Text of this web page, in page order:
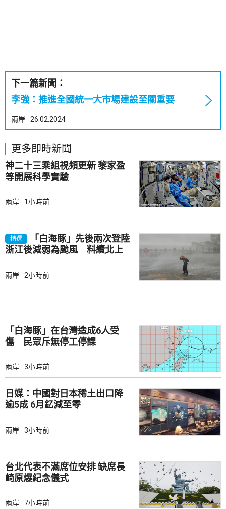
下一篇新聞：
李強：推進全國統一大市場建設至關重要
兩岸 26.02.2024
更多即時新聞
神二十三乘組視頻更新 黎家盈
等開展科學實驗
兩岸 1小時前
精選
「白海豚」先後兩次登陸
浙江後減弱為颱風 料續北上
兩岸 2小時前
「白海豚」在台灣造成6人受
傷 民眾斥無停工停課
兩岸 3小時前
日媒：中國對日本稀土出口降
逾5成 6月釔減至零
兩岸 3小時前
台北代表不滿席位安排 缺席長
崎原爆紀念儀式
兩岸 7小時前